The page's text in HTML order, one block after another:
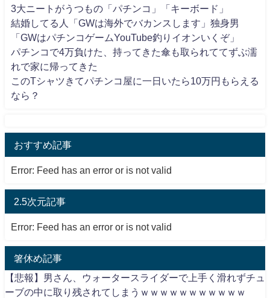
3大ニートがうつもの「パチンコ」「キーボード」
結婚してる人「GWは海外でバカンスします」独身男
「GWはパチンコゲームYouTube釣りイオンいくぞ」
パチンコで4万負けた、持ってきた傘も取られててずぶ濡
れで家に帰ってきた
このTシャツきてパチンコ屋に一日いたら10万円もらえる
なら？
おすすめ記事
Error: Feed has an error or is not valid
2.5次元記事
Error: Feed has an error or is not valid
箸休め記事
【悲報】男さん、ウォータースライダーで上手く滑れずチュ
ーブの中に取り残されてしまうｗｗｗｗｗｗｗｗｗｗｗ